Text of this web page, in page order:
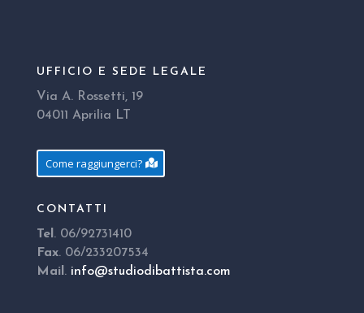
UFFICIO E SEDE LEGALE
Via A. Rossetti, 19
04011 Aprilia LT
Come raggiungerci?
CONTATTI
Tel . 06/92731410
Fax. 06/233207534
Mail . info@studiodibattista.com